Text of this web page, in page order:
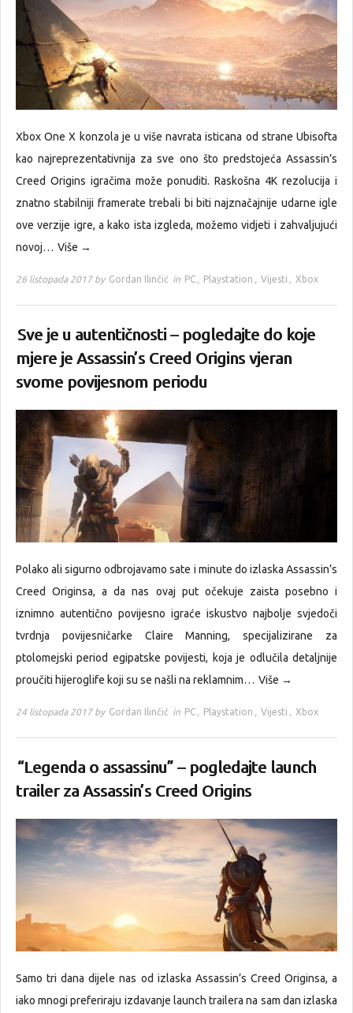
Xbox One X konzola je u više navrata isticana od strane Ubisofta
kao najreprezentativnija za sve ono što predstojeća Assassin’s
Creed Origins igračima može ponuditi. Raskošna 4K rezolucija i
znatno stabilniji framerate trebali bi biti najznačajnije udarne igle
ove verzije igre, a kako ista izgleda, možemo vidjeti i zahvaljujući
novoj… Više →
26 listopada 2017 by Gordan Ilinčić in PC , Playstation , Vijesti , Xbox
Sve je u autentičnosti – pogledajte do koje
mjere je Assassin’s Creed Origins vjeran
svome povijesnom periodu
Polako ali sigurno odbrojavamo sate i minute do izlaska Assassin’s
Creed Originsa, a da nas ovaj put očekuje zaista posebno i
iznimno autentično povijesno igraće iskustvo najbolje svjedoči
tvrdnja povijesničarke Claire Manning, specijalizirane za
ptolomejski period egipatske povijesti, koja je odlučila detaljnije
proučiti hijeroglife koji su se našli na reklamnim… Više →
24 listopada 2017 by Gordan Ilinčić in PC , Playstation , Vijesti , Xbox
“Legenda o assassinu” – pogledajte launch
trailer za Assassin’s Creed Origins
Samo tri dana dijele nas od izlaska Assassin’s Creed Originsa, a
iako mnogi preferiraju izdavanje launch trailera na sam dan izlaska